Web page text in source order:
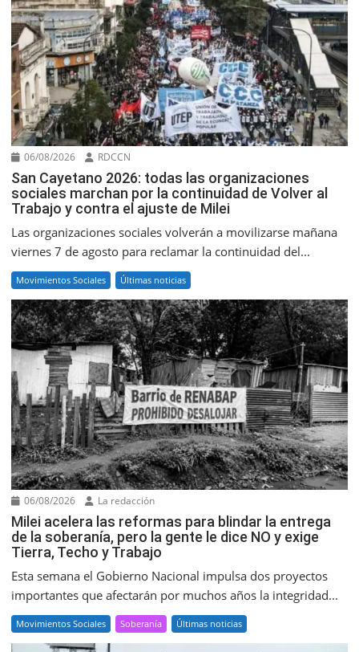
06/08/2026 RDCCN
San Cayetano 2026: todas las organizaciones
sociales marchan por la continuidad de Volver al
Trabajo y contra el ajuste de Milei
Las organizaciones sociales volverán a movilizarse mañana
viernes 7 de agosto para reclamar la continuidad del...
Movimientos Sociales Últimas noticias
06/08/2026 La redacción
Milei acelera las reformas para blindar la entrega
de la soberanía, pero la gente le dice NO y exige
Tierra, Techo y Trabajo
Esta semana el Gobierno Nacional impulsa dos proyectos
importantes que afectarán por muchos años la integridad...
Movimientos Sociales Soberanía Últimas noticias